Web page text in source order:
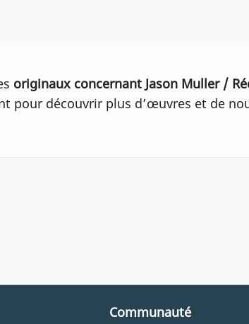
originaux concernant Jason Muller /
pour découvrir plus d’œuvres et de
Communauté